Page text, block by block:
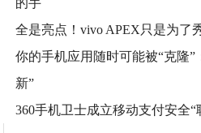
的手
全是亮点！vivo APEX只是为了
你的手机应用随时可能被“克隆”
新”
360手机卫士成立移动支付安全“